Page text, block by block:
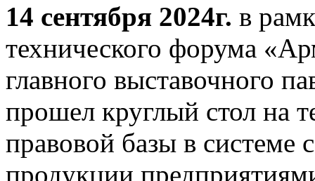
14 сентября 2024г. в
технического форума
главного выставочного
прошел круглый стол на
правовой базы в системе
продукции